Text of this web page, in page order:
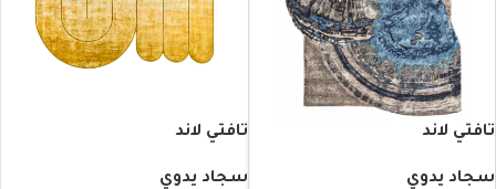
تافتي لاند
سجاد يدوي
تافتي لاند
سجاد يدوي